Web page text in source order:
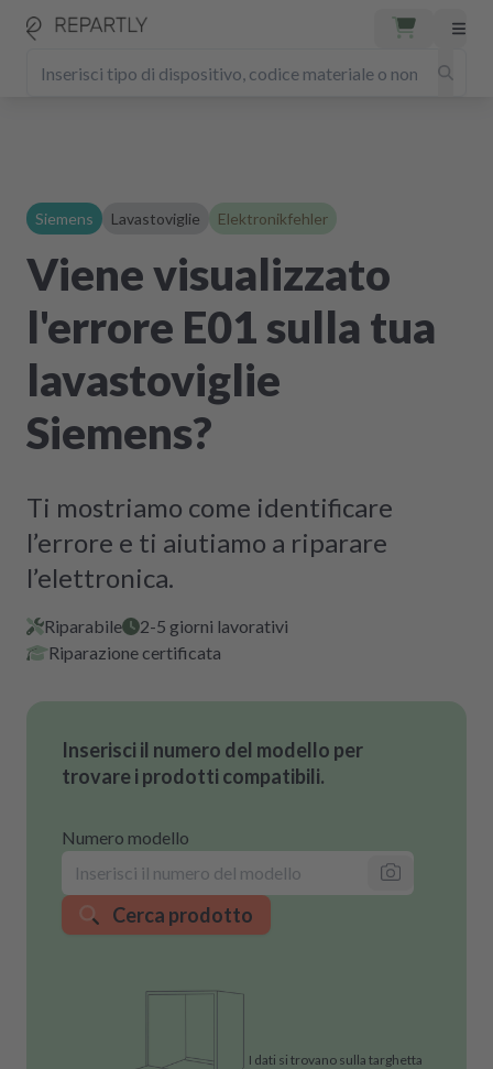
Siemens Lavastoviglie Elektronikfehler
Viene visualizzato
l'errore E01 sulla tua
lavastoviglie
Siemens?
Ti mostriamo come identificare
l’errore e ti aiutiamo a riparare
l’elettronica.
Riparabile
2-5 giorni lavorativi
Riparazione certificata
Inserisci il numero del modello per
trovare i prodotti compatibili.
Numero modello
Cerca prodotto
I dati si trovano sulla targhetta